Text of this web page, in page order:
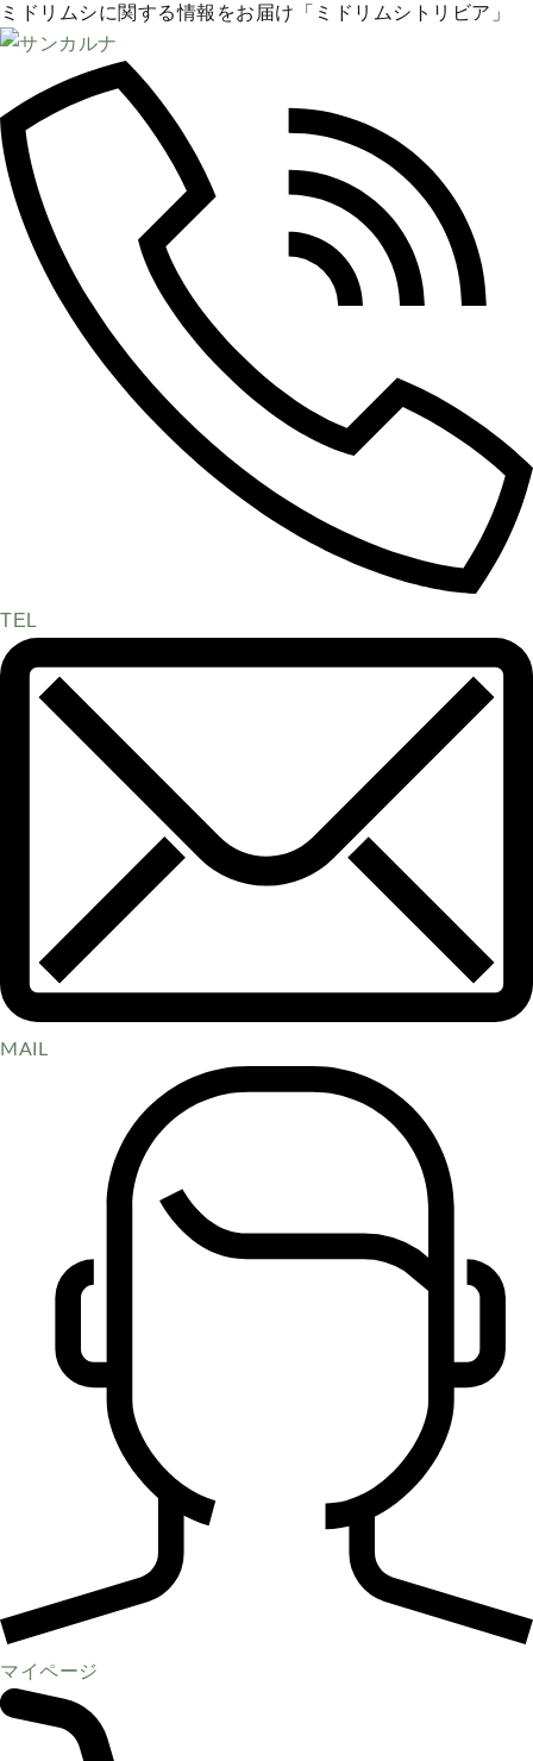
ミドリムシに関する情報をお届け「ミドリムシトリビア」
TEL
MAIL
マイページ